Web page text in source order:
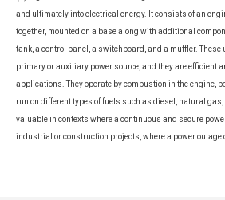
and ultimately into electrical energy. It consists of an
together, mounted on a base along with additional
tank, a control panel, a switchboard, and a muffler. These
primary or auxiliary power source, and they are efficient
applications. They operate by combustion in the engine,
run on different types of fuels such as diesel, natural
valuable in contexts where a continuous and secure
industrial or construction projects, where a power outage